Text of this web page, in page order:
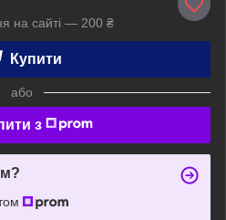
на сайті — 200 ₴
Купити
або
з